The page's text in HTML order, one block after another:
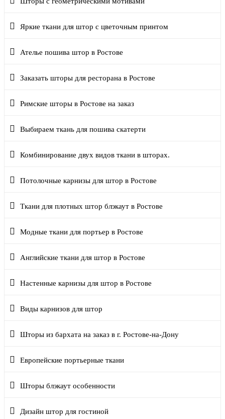
Яркие ткани для штор с цветочным принтом
Ателье пошива штор в Ростове
Заказать шторы для ресторана в Ростове
Римские шторы в Ростове на заказ
Выбираем ткань для пошива скатерти
Комбинирование двух видов ткани в шторах.
Потолочные карнизы для штор в Ростове
Ткани для плотных штор блэкаут в Ростове
Модные ткани для портьер в Ростове
Английские ткани для штор в Ростове
Настенные карнизы для штор в Ростове
Виды карнизов для штор
Шторы из бархата на заказ в г. Ростове-на-Дону
Европейские портьерные ткани
Шторы блэкаут особенности
Дизайн штор для гостиной